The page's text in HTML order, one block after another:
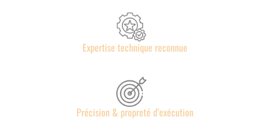
Expertise technique reconnue
Précision & propreté d’exécution